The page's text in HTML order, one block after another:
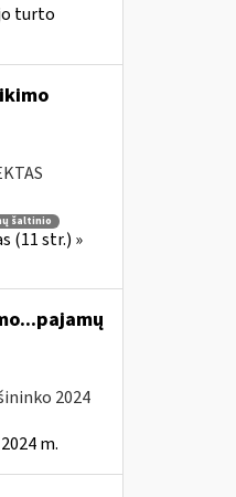
turto
šaltinio
(11 str.) »
2024
m.